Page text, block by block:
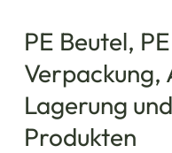
PE Beutel,
Verpackung,
Lagerung
Produkten